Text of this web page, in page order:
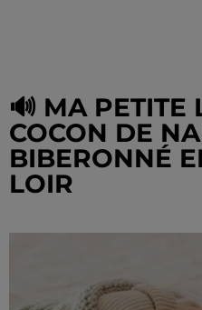
🔊 MA PETITE
COCON DE
BIBERONNÉ
LOIR